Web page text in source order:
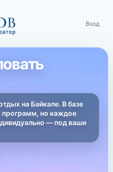
Вход
на Байкале. В базе
программ, но каждое
— под ваши